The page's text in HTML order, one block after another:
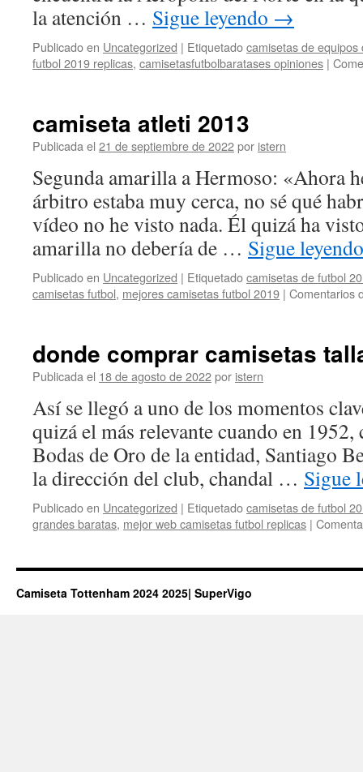
la atención … Sigue leyendo →
Publicado en Uncategorized | Etiquetadocamisetas de
futbol 2019 replicas, camisetasfutbolbaratases opiniones |
camiseta atleti 2013
Publicada el 21 de septiembre de 2022por istern
Segunda amarilla a Hermoso: «Ahora
árbitro estaba muy cerca, no sé qué
vídeo no he visto nada. Él quizá ha
amarilla no debería de … Sigue
Publicado en Uncategorized | Etiquetadocamisetas de futbol
camisetas futbol, mejores camisetas futbol 2019 | Comentarios
donde comprar camisetas
Publicada el 18 de agosto de 2022por istern
Así se llegó a uno de los momentos
quizá el más relevante cuando en
Bodas de Oro de la entidad, Santiago
la dirección del club, chandal … Sigue
Publicado en Uncategorized | Etiquetadocamisetas de futbol
grandes baratas, mejor web camisetas futbol replicas |
Camiseta Tottenham 2024 2025| SuperVigo